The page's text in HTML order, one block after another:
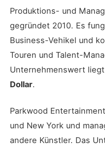
Produktions- und
gegründet 2010. Es
Business-Vehikel und
Touren und Talent-
Unternehmenswert
Dollar.
Parkwood
und New York und
andere Künstler. Das